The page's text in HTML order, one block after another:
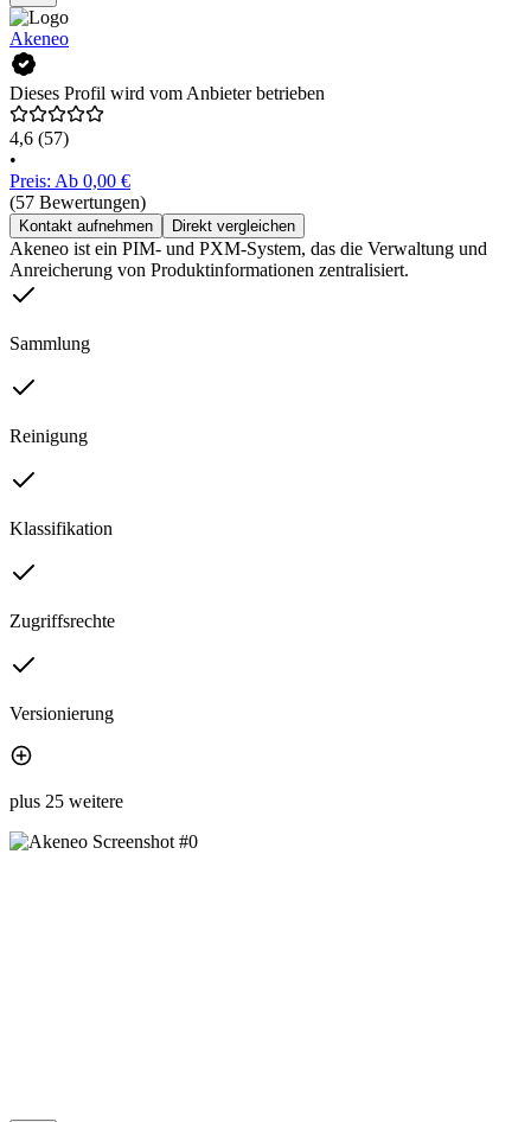
Akeneo
Dieses Profil wird vom Anbieter betrieben
4,6 (57)
•
Preis: Ab 0,00 €
(57 Bewertungen)
Kontakt aufnehmen Direkt vergleichen
Akeneo ist ein PIM- und PXM-System, das die Verwaltung und
Anreicherung von Produktinformationen zentralisiert.
Sammlung
Reinigung
Klassifikation
Zugriffsrechte
Versionierung
plus 25 weitere